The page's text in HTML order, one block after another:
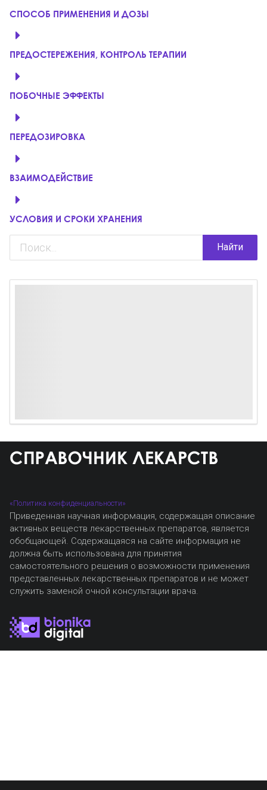
СПОСОБ ПРИМЕНЕНИЯ И ДОЗЫ
ПРЕДОСТЕРЕЖЕНИЯ, КОНТРОЛЬ ТЕРАПИИ
ПОБОЧНЫЕ ЭФФЕКТЫ
ПЕРЕДОЗИРОВКА
ВЗАИМОДЕЙСТВИЕ
УСЛОВИЯ И СРОКИ ХРАНЕНИЯ
Найти
«Политика конфиденциальности»
Приведенная научная информация, содержащая описание
активных веществ лекарственных препаратов, является
обобщающей. Содержащаяся на сайте информация не
должна быть использована для принятия
самостоятельного решения о возможности применения
представленных лекарственных препаратов и не может
служить заменой очной консультации врача.